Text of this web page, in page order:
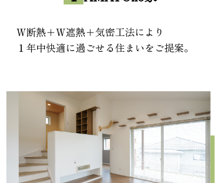
Ｗ断熱＋Ｗ遮熱＋気密工法により
１年中快適に過ごせる住まいをご提案。